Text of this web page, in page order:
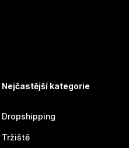
Nejčastější kategorie
Dropshipping
Tržiště